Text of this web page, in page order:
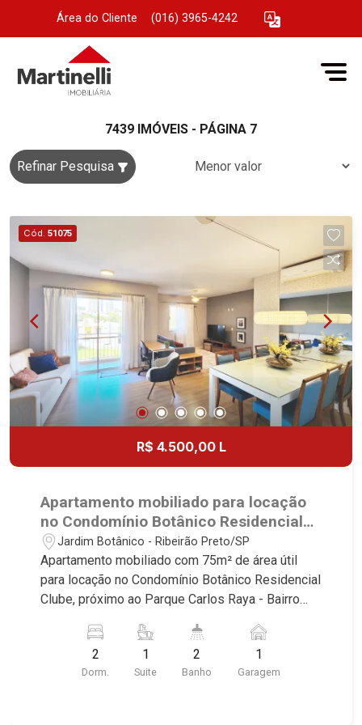
Área do Cliente (016) 3965-4242
7439 IMÓVEIS - PÁGINA 7
Refinar Pesquisa
Cód. 51075
R$ 4.500,00 L
Apartamento mobiliado para locação
no Condomínio Botânico Residencial
Clube, próximo ao Parque Carlos Raya
- Ribeirão Preto/SP.
Jardim Botânico - Ribeirão Preto/SP
Apartamento mobiliado com 75m² de área útil
para locação no Condomínio Botânico Residencial
Clube, próximo ao Parque Carlos Raya - Bairro
características deste imóvel que a Martinelli
Imobiliária selecionou para você: - 75m² de área
útil - 2 dormitórios com armários e ar-
2
Dorm.
1
Suite
2
Banho
1
Garagem